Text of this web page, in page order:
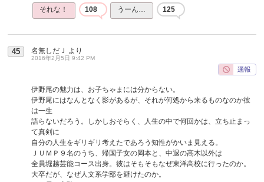
それな！ 108 うーん… 125
45 名無しだＪ より
2016年2月5日 9:42 PM
伊野尾の魅力は、お子ちゃまには分からない。
伊野尾にはなんとなく影があるが、それが何処から来るものなのか彼
は一生
語らないだろう。しかしおそらく、人生の中で何回かは、立ち止まっ
て真剣に
自分の人生をギリギリ考えたであろう知性がかいま見える。
ＪＵＭＰ９名のうち、帰国子女の岡本と、中退の高木以外は
全員堀越芸能コース出身。彼はそもそもなぜ東洋高校に行ったのか。
大卒だが、なぜ人文系学部を避けたのか。